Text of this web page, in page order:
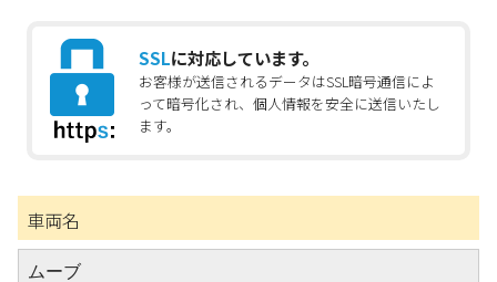
SSLに対応しています。
お客様が送信されるデータはSSL暗号通信によ
って暗号化され、個人情報を安全に送信いたし
ます。
車両名